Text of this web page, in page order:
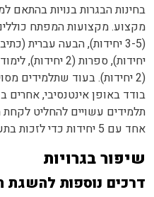
בחינות הבגרות בנויות בהתאם
(2 יחידות). בעוד שתלמידים
בודד באופן אינטנסיבי, אחרים
תלמידים עשויים להחליט לקחת
אחד עם 5 יחידות כדי לזכות בתעודת בגרות מקיפה.
שיפור בגרויות
דרכים נוספות להשגת